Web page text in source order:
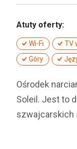
Atuty oferty:
Wi-Fi TV
Góry
Ośrodek
Soleil. Jest to
szwajcarskich